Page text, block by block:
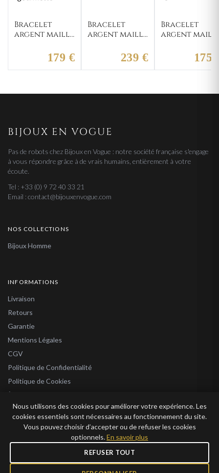
Bracelet
argent maille
gourmette179 €
Bracelet
argent maille
gourmette239 €
Bracelet
argent
175
BIJOUX EN VOGUE
Pas de robots chez Bijoux en Vogue : notre société française s'engage
à vous répondre grâce à de vrais humains, entièrement à votre
écoute.
Tel : +33 (0) 9 72 40 33 21
Email : contact@bijouxenvogue.com
NOS COLLECTIONS
Bijoux Homme
INFORMATIONS
Livraison
Retours
Garantie
Mentions Légales
CGV
Politique de Confidentialité
Politique de Cookies
À Propos
Blog
Bijoux en Vogue SAS · SIRET 915 286 975 00015 · RCS Antibes · TVA FR69 915
Nous utilisons des cookies pour améliorer votre expérience. Les
cookies essentiels sont nécessaires au fonctionnement du site.
Vous pouvez choisir d’accepter ou de refuser les cookies
optionnels.En savoir plus
REFUSER TOUT